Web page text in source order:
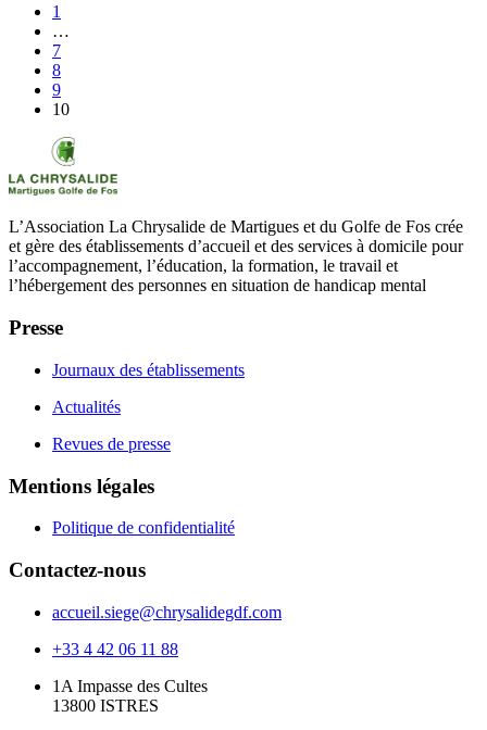
1
…
7
8
9
10
L’Association La Chrysalide de Martigues et du Golfe de Fos crée
et gère des établissements d’accueil et des services à domicile pour
l’accompagnement, l’éducation, la formation, le travail et
l’hébergement des personnes en situation de handicap mental
Presse
Journaux des établissements
Actualités
Revues de presse
Mentions légales
Politique de confidentialité
Contactez-nous
accueil.siege@chrysalidegdf.com
+33 4 42 06 11 88
1A Impasse des Cultes
13800 ISTRES